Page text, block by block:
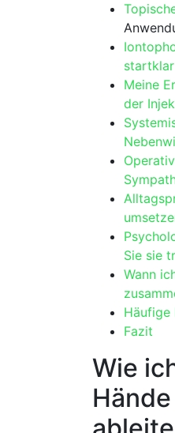
Meine
der​
Sie ‍sie
Wann
Häufige
Fazit
Wie